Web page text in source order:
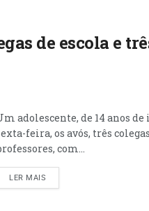
de escola e
adolescente, de 14 anos de
feira, os avós, três
com...
LER MAIS